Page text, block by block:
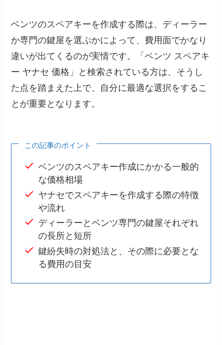
ベンツのスペアキーを作成する際は、ディーラー
か専門の鍵屋を選ぶかによって、費用面でかなり
違いが出てくるのが実情です。「ベンツ スペアキ
ー ヤナセ 価格」と検索されている方は、そうし
た点を踏まえた上で、自分に最適な選択をするこ
とが重要となります。
この記事のポイント
ベンツのスペアキー作成にかかる一般的
な価格相場
ヤナセでスペアキーを作成する際の特徴
や流れ
ディーラーとベンツ専門の鍵屋それぞれ
の長所と短所
鍵紛失時の対処法と、その際に必要とな
る費用の目安